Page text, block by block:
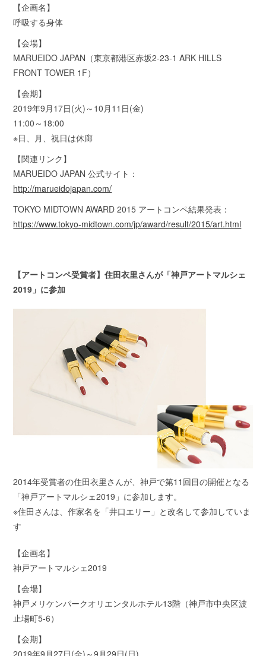
【企画名】
呼吸する身体
【会場】
MARUEIDO JAPAN（東京都港区赤坂2-23-1 ARK HILLS
FRONT TOWER 1F）
【会期】
2019年9月17日(火)～10月11日(金)
11:00～18:00
※日、月、祝日は休廊
【関連リンク】
MARUEIDO JAPAN 公式サイト：
http://marueidojapan.com/
TOKYO MIDTOWN AWARD 2015 アートコンペ結果発表：
https://www.tokyo-midtown.com/jp/award/result/2015/art.html
【アートコンペ受賞者】住田衣里さんが「神戸アートマルシェ
2019」に参加
2014年受賞者の住田衣里さんが、神戸で第11回目の開催となる
「神戸アートマルシェ2019」に参加します。
※住田さんは、作家名を「井口エリー」と改名して参加していま
す
【企画名】
神戸アートマルシェ2019
【会場】
神戸メリケンパークオリエンタルホテル13階（神戸市中央区波
止場町5-6）
【会期】
2019年9月27日(金)～9月29日(日)